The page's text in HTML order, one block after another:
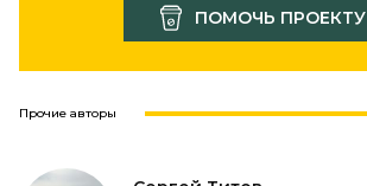
Прочие авторы
ПОМОЧЬ ПРОЕКТУ